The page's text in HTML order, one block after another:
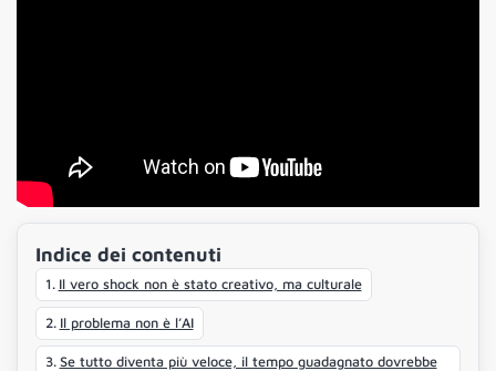
Indice dei contenuti
Il vero shock non è stato creativo, ma culturale
Il problema non è l’AI
Se tutto diventa più veloce, il tempo guadagnato dovrebbe